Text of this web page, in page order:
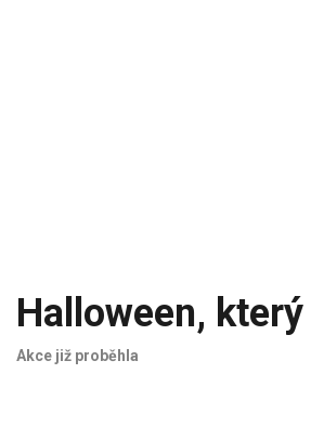
Halloween,
Akce již proběhla